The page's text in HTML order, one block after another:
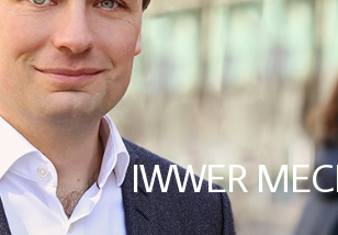
IWWER